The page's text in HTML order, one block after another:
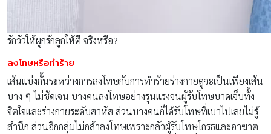
รักวัวให้ผูกรักลูกให้ตี จริงหรือ?
ลงโทษหรือทำร้าย
เส้นแบ่งกั้นระหว่างการลงโทษกับการทำร้ายร่างกายดูจะเป็นเพียงเส้น
บาง ๆ ไม่ชัดเจน บางคนลงโทษอย่างรุนแรงจนผู้รับโทษบาดเจ็บทั้ง
จิตใจและร่างกายระดับสาหัส ส่วนบางคนก็ได้รับโทษที่เบาไปเลยไม่รู้
สำนึก ส่วนอีกกลุ่มไม่กล้าลงโทษเพราะกลัวผู้รับโทษโกรธและอาฆาต